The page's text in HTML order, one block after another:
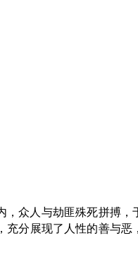
，众人与劫匪殊死拼搏，
充分展现了人性的善与恶